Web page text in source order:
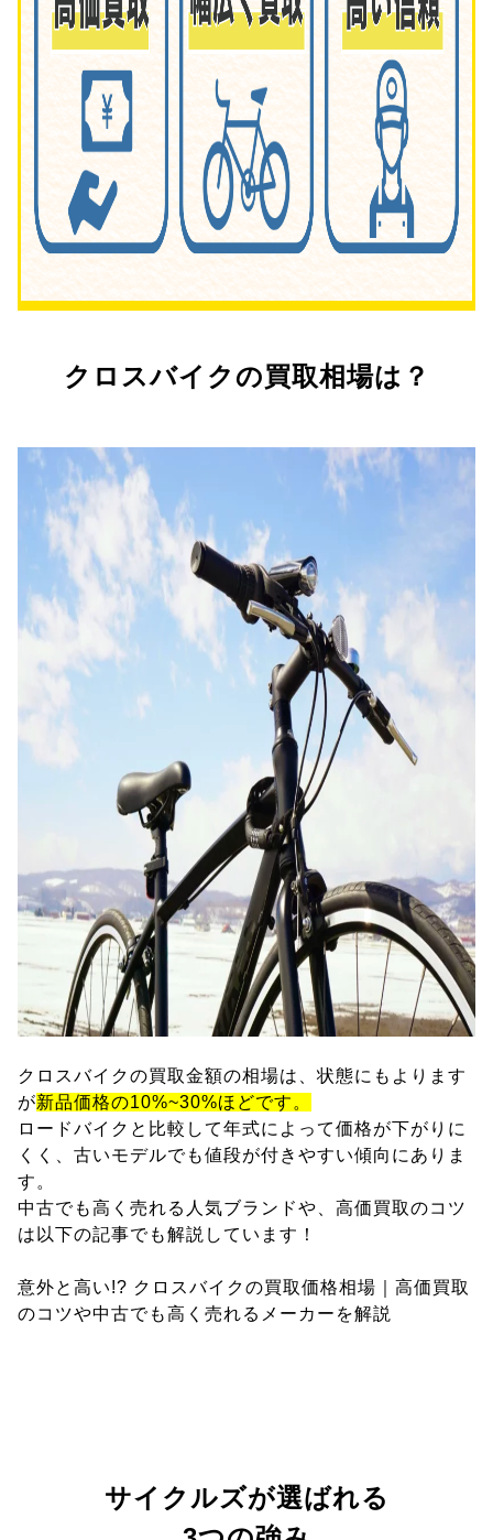
クロスバイクの買取相場は？
クロスバイクの買取金額の相場は、状態にもよります
が新品価格の10%~30%ほどです。
ロードバイクと比較して年式によって価格が下がりに
くく、古いモデルでも値段が付きやすい傾向にありま
す。
中古でも高く売れる人気ブランドや、高価買取のコツ
は以下の記事でも解説しています！
意外と高い!? クロスバイクの買取価格相場｜高価買取
のコツや中古でも高く売れるメーカーを解説
サイクルズが選ばれる